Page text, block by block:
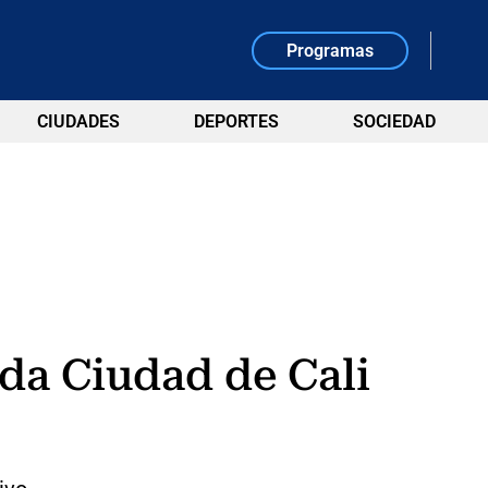
Programas
CIUDADES DEPORTES SOCIEDAD
Ciudad de Cali